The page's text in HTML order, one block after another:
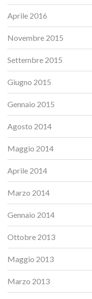
Aprile 2016
Novembre 2015
Settembre 2015
Giugno 2015
Gennaio 2015
Agosto 2014
Maggio 2014
Aprile 2014
Marzo 2014
Gennaio 2014
Ottobre 2013
Maggio 2013
Marzo 2013